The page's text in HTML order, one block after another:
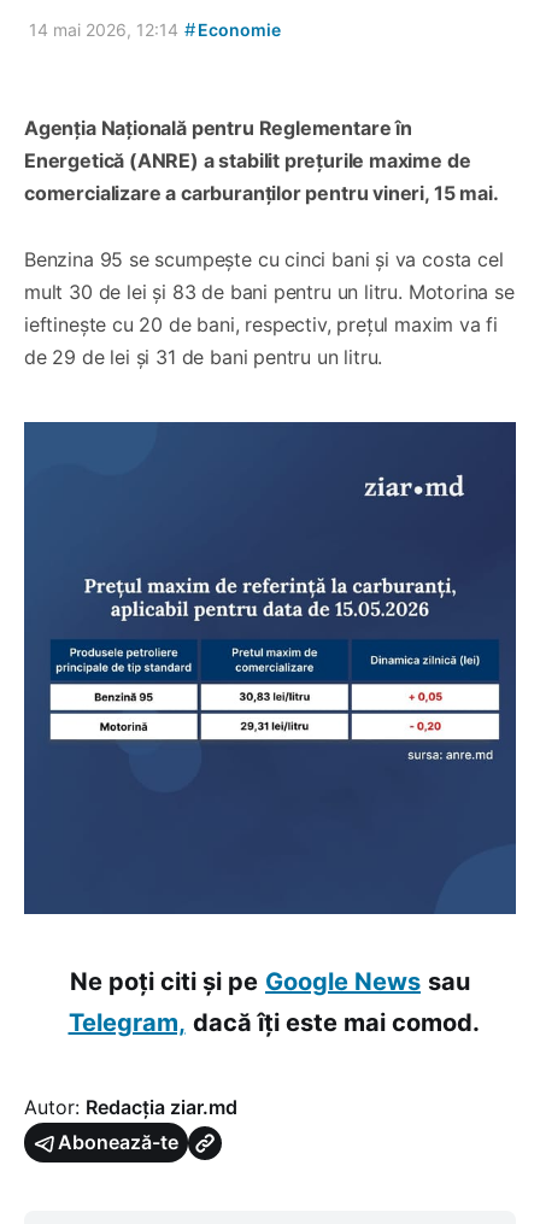
14 mai 2026, 12:14 #Economie
Agenția Națională pentru Reglementare în
Energetică (ANRE) a stabilit prețurile maxime de
comercializare a carburanților pentru vineri, 15 mai.
Benzina 95 se scumpește cu cinci bani și va costa cel
mult 30 de lei și 83 de bani pentru un litru. Motorina se
ieftinește cu 20 de bani, respectiv, prețul maxim va fi
de 29 de lei și 31 de bani pentru un litru.
Ne poți citi și pe Google News sau
Telegram, dacă îți este mai comod.
Autor: Redacția ziar.md
Abonează-te